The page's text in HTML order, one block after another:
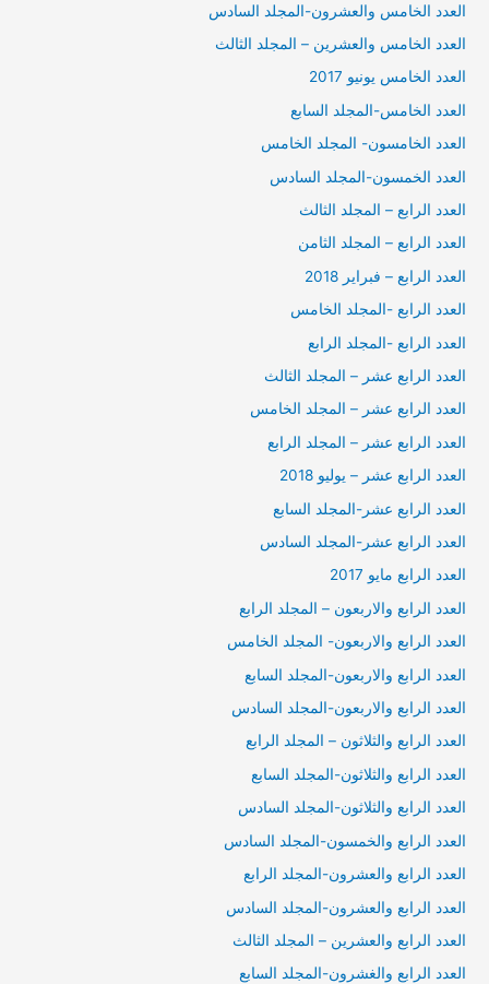
العدد الخامس والعشرون-المجلد السادس
العدد الخامس والعشرين – المجلد الثالث
العدد الخامس يونيو 2017
العدد الخامس-المجلد السابع
العدد الخامسون- المجلد الخامس
العدد الخمسون-المجلد السادس
العدد الرابع – المجلد الثالث
العدد الرابع – المجلد الثامن
العدد الرابع – فبراير 2018
العدد الرابع -المجلد الخامس
العدد الرابع -المجلد الرابع
العدد الرابع عشر – المجلد الثالث
العدد الرابع عشر – المجلد الخامس
العدد الرابع عشر – المجلد الرابع
العدد الرابع عشر – يوليو 2018
العدد الرابع عشر-المجلد السابع
العدد الرابع عشر-المجلد السادس
العدد الرابع مايو 2017
العدد الرابع والاربعون – المجلد الرابع
العدد الرابع والاربعون- المجلد الخامس
العدد الرابع والاربعون-المجلد السابع
العدد الرابع والاربعون-المجلد السادس
العدد الرابع والثلاثون – المجلد الرابع
العدد الرابع والثلاثون-المجلد السابع
العدد الرابع والثلاثون-المجلد السادس
العدد الرابع والخمسون-المجلد السادس
العدد الرابع والعشرون-المجلد الرابع
العدد الرابع والعشرون-المجلد السادس
العدد الرابع والعشرين – المجلد الثالث
العدد الرابع والغشرون-المجلد السابع